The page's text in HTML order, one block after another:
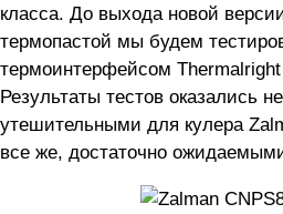
класса. До выхода новой
термопастой мы будем
термоинтерфейсом
Результаты тестов оказались
утешительными для кулера
все же, достаточно